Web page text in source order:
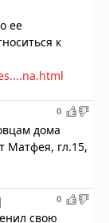
ее
к
0
дома
Матфея, гл.15,
0
свою